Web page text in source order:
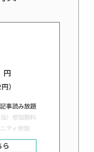
円
）
事読み放題
）参加無料
ティ参加
ら